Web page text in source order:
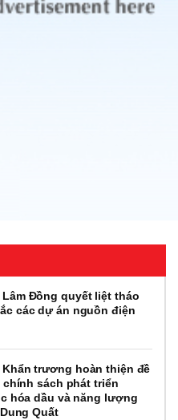
Lâm Đồng quyết liệt tháo
các dự án nguồn điện
Khẩn trương hoàn thiện đề
sách phát triển
hóa dầu và năng lượng
Quất